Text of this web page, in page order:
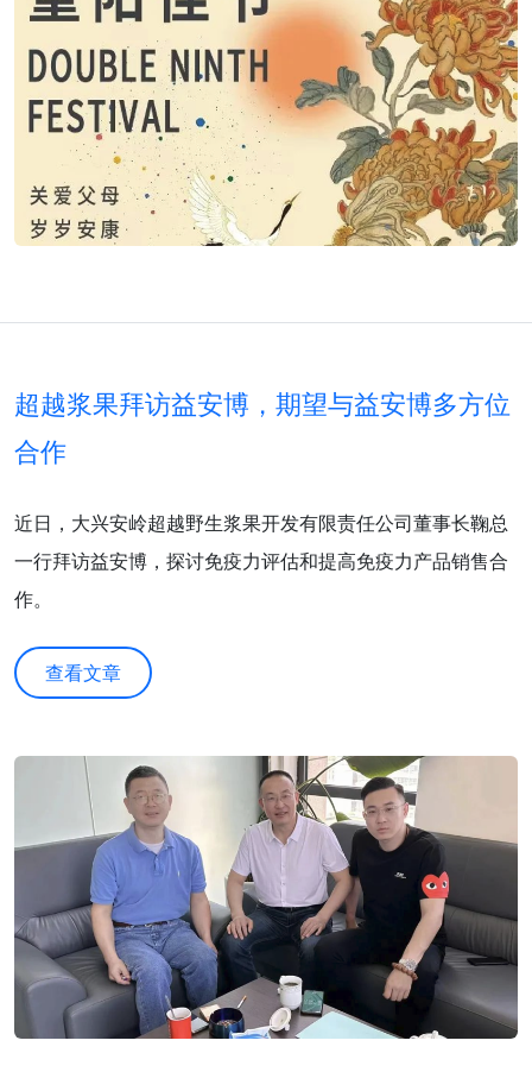
超越浆果拜访益安博，期望与益安博多方位
合作
近日，大兴安岭超越野生浆果开发有限责任公司董事长鞠总
一行拜访益安博，探讨免疫力评估和提高免疫力产品销售合
作。
查看文章